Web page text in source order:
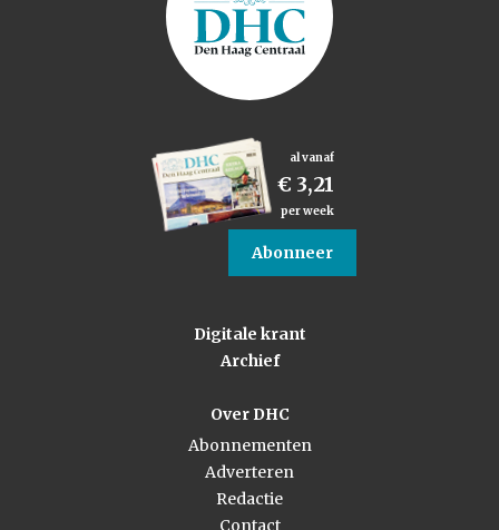
al vanaf
€ 3,21
per week
Abonneer
Digitale krant
Archief
Over DHC
Abonnementen
Adverteren
Redactie
Contact